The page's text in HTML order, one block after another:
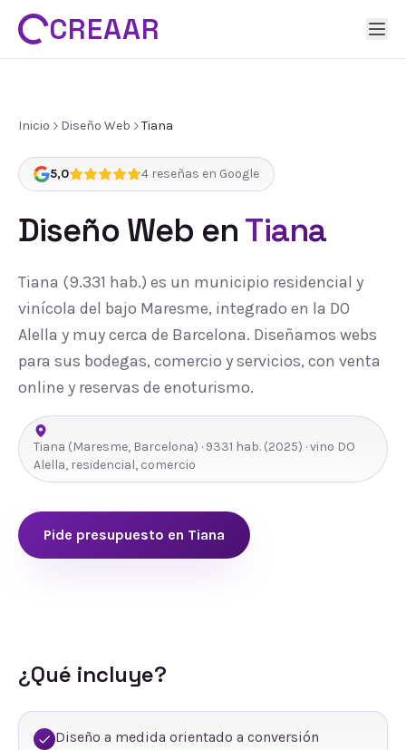
CREAAR
Inicio Diseño Web Tiana
5,0 4 reseñas en Google
Diseño Web enTiana
Tiana (9.331 hab.) es un municipio residencial y
vinícola del bajo Maresme, integrado en la DO
Alella y muy cerca de Barcelona. Diseñamos webs
para sus bodegas, comercio y servicios, con venta
online y reservas de enoturismo.
Tiana (Maresme, Barcelona) · 9331 hab. (2025) · vino DO
Alella, residencial, comercio
Pide presupuesto en Tiana
¿Qué incluye?
Diseño a medida orientado a conversión